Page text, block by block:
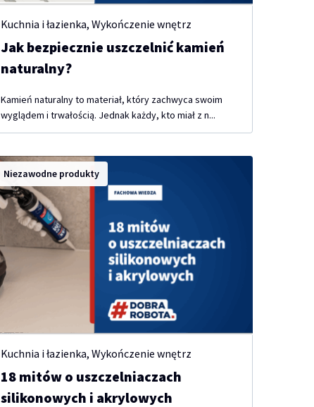
Kuchnia i łazienka, Wykończenie wnętrz
Jak bezpiecznie uszczelnić kamień
naturalny?
Kamień naturalny to materiał, który zachwyca swoim
wyglądem i trwałością. Jednak każdy, kto miał z n...
Niezawodne produkty
Kuchnia i łazienka, Wykończenie wnętrz
18 mitów o uszczelniaczach
silikonowych i akrylowych